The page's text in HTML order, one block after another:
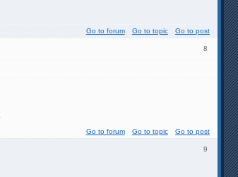
Go to forum Go to topic Go to post
8
Go to forum Go to topic Go to post
9